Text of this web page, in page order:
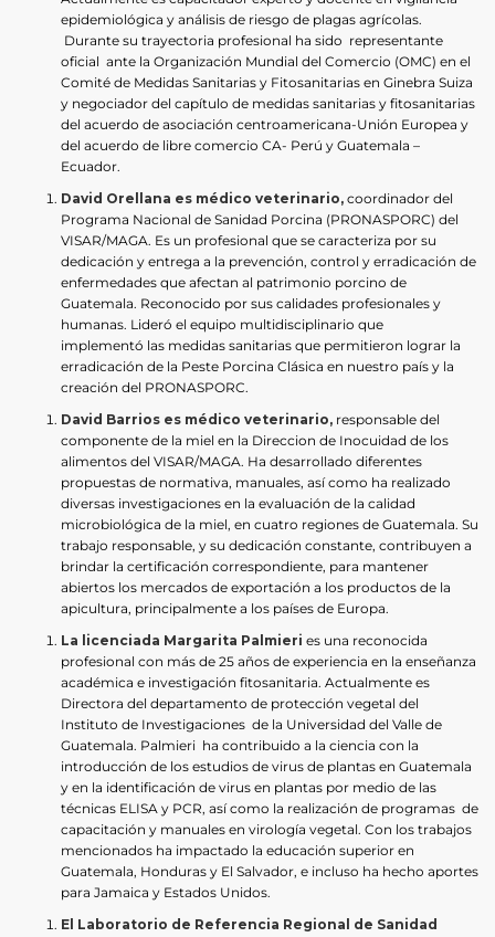
epidemiológica y análisis de riesgo de plagas agrícolas.
Durante su trayectoria profesional ha sido representante
oficial ante la Organización Mundial del Comercio (OMC) en el
Comité de Medidas Sanitarias y Fitosanitarias en Ginebra Suiza
y negociador del capítulo de medidas sanitarias y fitosanitarias
del acuerdo de asociación centroamericana-Unión Europea y
del acuerdo de libre comercio CA- Perú y Guatemala –
Ecuador.
David Orellana es médico veterinario, coordinador del
Programa Nacional de Sanidad Porcina (PRONASPORC) del
VISAR/MAGA. Es un profesional que se caracteriza por su
dedicación y entrega a la prevención, control y erradicación de
enfermedades que afectan al patrimonio porcino de
Guatemala. Reconocido por sus calidades profesionales y
humanas. Lideró el equipo multidisciplinario que
implementó las medidas sanitarias que permitieron lograr la
erradicación de la Peste Porcina Clásica en nuestro país y la
creación del PRONASPORC.
David Barrios es médico veterinario, responsable del
componente de la miel en la Direccion de Inocuidad de los
alimentos del VISAR/MAGA. Ha desarrollado diferentes
propuestas de normativa, manuales, así como ha realizado
diversas investigaciones en la evaluación de la calidad
microbiológica de la miel, en cuatro regiones de Guatemala. Su
trabajo responsable, y su dedicación constante, contribuyen a
brindar la certificación correspondiente, para mantener
abiertos los mercados de exportación a los productos de la
apicultura, principalmente a los países de Europa.
La licenciada Margarita Palmieri es una reconocida
profesional con más de 25 años de experiencia en la enseñanza
académica e investigación fitosanitaria. Actualmente es
Directora del departamento de protección vegetal del
Instituto de Investigaciones de la Universidad del Valle de
Guatemala. Palmieri ha contribuido a la ciencia con la
introducción de los estudios de virus de plantas en Guatemala
y en la identificación de virus en plantas por medio de las
técnicas ELISA y PCR, así como la realización de programas de
capacitación y manuales en virología vegetal. Con los trabajos
mencionados ha impactado la educación superior en
Guatemala, Honduras y El Salvador, e incluso ha hecho aportes
para Jamaica y Estados Unidos.
El Laboratorio de Referencia Regional de Sanidad